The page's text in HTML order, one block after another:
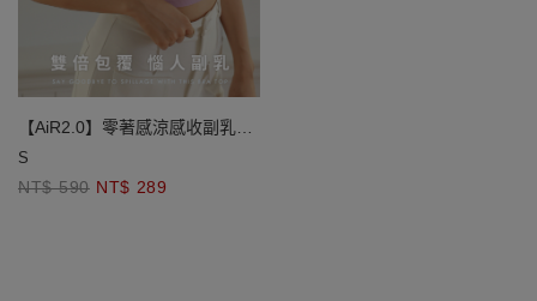
【AiR2.0】零著感涼感收副乳寬
肩BRA TOP
S
NT$ 590 NT$ 289